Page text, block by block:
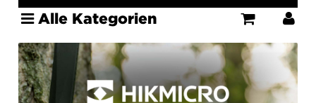
Alle Kategorien